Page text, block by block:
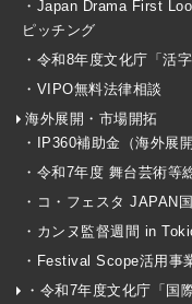
・Japan Drama First
ピッチング
・令和8年度文化庁「活
・VIPO無料法律相談
海外展開・市場開拓
・IP360補助金（海外展
・令和7年度 舞台芸術等
・コ・フェスタ JAPAN
・カンヌ監督週間 in
・Festival Scope活用事
・令和7年度文化庁「国